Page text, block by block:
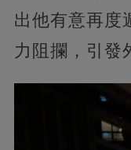
出他有意再度
力阻攔，引發